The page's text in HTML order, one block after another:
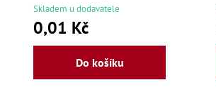
Skladem u dodavatele
0,01 Kč
Do košíku